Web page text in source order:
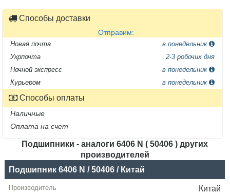
Способы доставки
Отправим:
Новая почта
в понедельник
Укрпочта
2-3 робочих дня
Ночной экспресс
в понедельник
Курьером
в понедельник
Способы оплаты
Наличные
Оплата на счет
Подшипники - аналоги 6406 N ( 50406 ) других
производителей
Название
Производитель
Подшипник 6406 N / 50406 / Китай
Китай